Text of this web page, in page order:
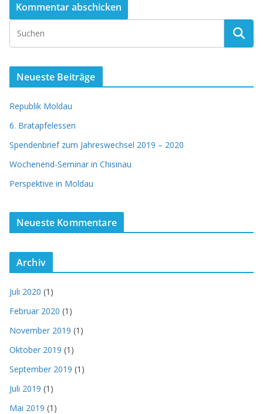
Neueste Beiträge
Republik Moldau
6. Bratapfelessen
Spendenbrief zum Jahreswechsel 2019 – 2020
Wochenend-Seminar in Chisinau
Perspektive in Moldau
Neueste Kommentare
Archiv
Juli 2020 (1)
Februar 2020 (1)
November 2019 (1)
Oktober 2019 (1)
September 2019 (1)
Juli 2019 (1)
Mai 2019 (1)